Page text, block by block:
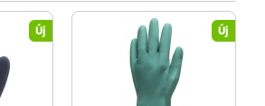
Új Új